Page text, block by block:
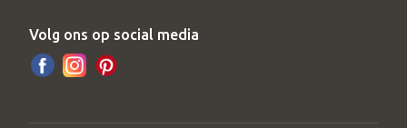
Volg ons op social media